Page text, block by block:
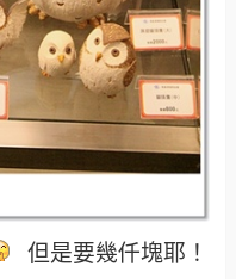
但是要幾仟塊耶！